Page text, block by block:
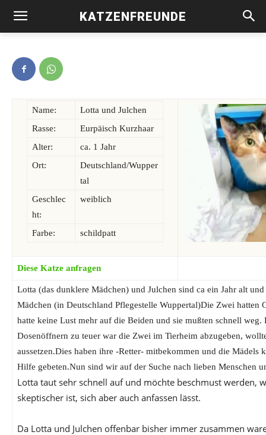
KATZENFREUNDE
Lotta und Julchen
Name:
Lotta und Julchen
Rasse:
Eurpäisch Kurzhaar
Alter:
ca. 1 Jahr
Ort:
Deutschland/Wupper
tal
Geschlec
ht:
weiblich
Farbe: schildpatt
Diese Katze anfragen
Lotta (das dunklere Mädchen) und Julchen sind ca ein Jahr alt
Mädchen (in Deutschland Pflegestelle Wuppertal)Die Zwei
hatte keine Lust mehr auf die Beiden und sie mußten schnell weg.
Dosenöffnern zu teuer war die Zwei im Tierheim abzugeben,
aussetzen.Dies haben ihre -Retter- mitbekommen und die Mädels
Hilfe gebeten.Nun sind wir auf der Suche nach lieben Menschen
Lotta taut sehr schnell auf und möchte beschmust werden,
skeptischer ist, sich aber auch anfassen lässt.
Da Lotta und Julchen offenbar bisher immer zusammen